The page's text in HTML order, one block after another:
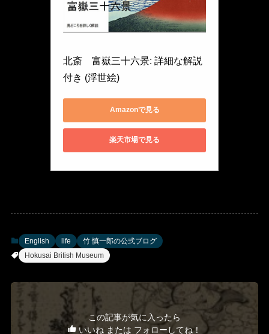
北斎　富嶽三十六景: 詳細な解説
付き (浮世絵)
Amazonで見る
楽天市場で見る
English life
竹 慎一郎の公式ブログ
Hokusai British Museum
この記事が気に入ったら
いいね または フォローしてね！